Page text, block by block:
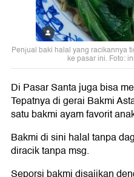
Penjual baki halal yang racikannya
ke pasar ini. Foto:
Di Pasar Santa juga bisa
Tepatnya di gerai Bakmi
satu bakmi ayam favorit
Bakmi di sini halal tanpa
diracik tanpa msg.